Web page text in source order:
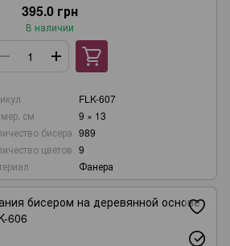
395.0 грн
В наличии
FLK-607
см
9 × 13
бисера 989
цветов 9
Фанера